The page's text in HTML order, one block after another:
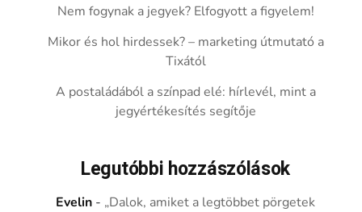
Nem fogynak a jegyek? Elfogyott a figyelem!
Mikor és hol hirdessek? – marketing útmutató a
Tixától
A postaládából a színpad elé: hírlevél, mint a
jegyértékesítés segítője
Legutóbbi hozzászólások
Evelin - „Dalok, amiket a legtöbbet pörgetek